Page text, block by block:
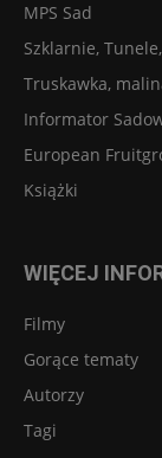
MPS Sad
Szklarnie,
Truskawka,
Informator
European
Książki
WIĘCEJ
Filmy
Gorące tematy
Autorzy
Tagi